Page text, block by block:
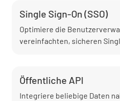
Single Sign-On (SSO)
Optimiere die
vereinfachten, sicheren
Öffentliche API
Integriere beliebige Daten